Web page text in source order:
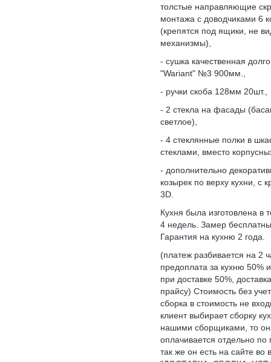
толстые направляющие
монтажа с доводчиками 6
(крепятся под ящики, не
механизмы),
- сушка качественная
"Wariant" №3 900мм.,
- ручки скоба 128мм 20шт.,
- 2 стекла на фасады
светлое),
- 4 стеклянные полки в
стеклами, вместо
- дополнительно
козырек по верху кухни, с
3D.
Кухня была изготовлена в
4 недель. Замер
Гарантия на кухню 2 года.
(платеж разбивается на 2
предоплата за кухню 50%
при доставке 50%,
прайсу) Стоимость без
сборка в стоимость не
клиент выбирает сборку
нашими сборщиками, то
оплачивается отдельно по
так же он есть на сайте во